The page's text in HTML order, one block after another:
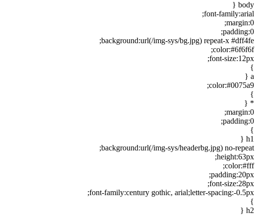
body {
font-family:arial;
margin:0;
padding:0;
background:url(/img-sys/bg.jpg) repeat-x #dff4fe;
color:#6f6f6f;
font-size:12px;
}
a {
color:#0075a9;
}
* {
margin:0;
padding:0;
}
h1 {
background:url(/img-sys/headerbg.jpg) no-repeat;
height:63px;
color:#fff;
padding:20px;
font-size:28px;
font-family:century gothic, arial;letter-spacing:-0.5px;
}
h2 {